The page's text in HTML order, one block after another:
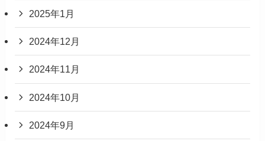
2025年1月
2024年12月
2024年11月
2024年10月
2024年9月